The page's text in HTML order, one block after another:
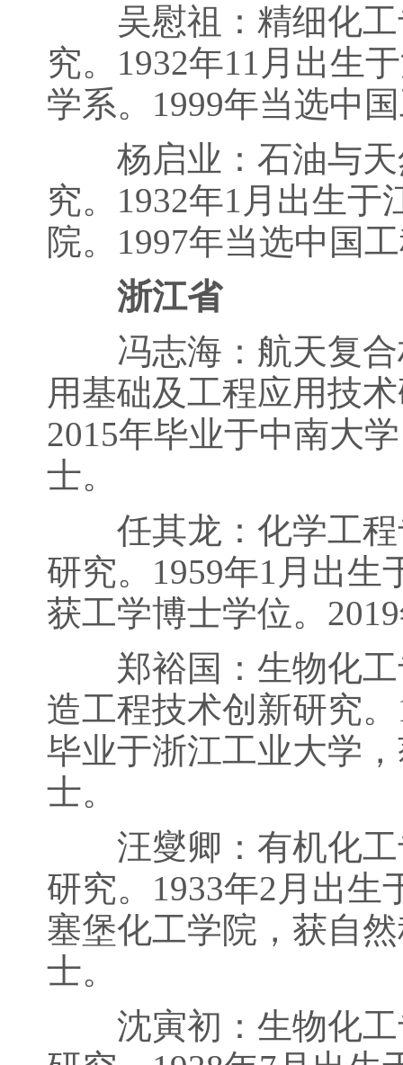
吴慰祖：精细化工
究。1932年11月出生
学系。1999年当选中
杨启业：石油与天
究。1932年1月出生于
院。1997年当选中国
浙江省
冯志海：航天复合
用基础及工程应用技
2015年毕业于中南大
士。
任其龙：化学工程
研究。1959年1月出生
获工学博士学位。
郑裕国：生物化工
造工程技术创新研究
毕业于浙江工业大学
士。
汪燮卿：有机化工
研究。1933年2月出生
塞堡化工学院，获自
士。
沈寅初：生物化工